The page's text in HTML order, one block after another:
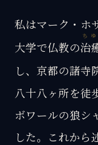
私はマーク・ホ
大学で仏教の治
ち
し、京都の諸寺
八十八ヶ所を徒
ボワールの狼シ
した。これから